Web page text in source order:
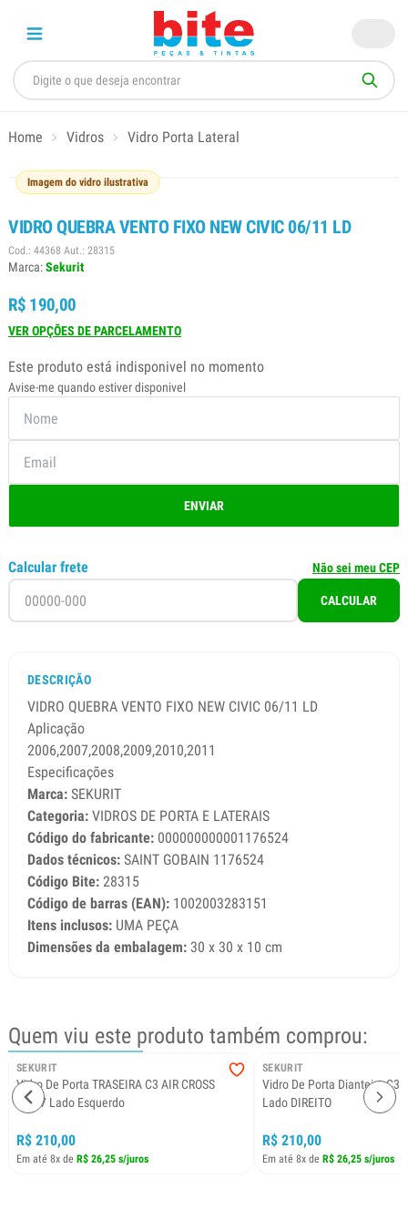
Home Vidros Vidro Porta Lateral
Imagem do vidro ilustrativa
VIDRO QUEBRA VENTO FIXO NEW CIVIC 06/11 LD
Cod.: 44368 Aut.: 28315
Marca:Sekurit
R$ 190,00
VER OPÇÕES DE PARCELAMENTO
Este produto está indisponivel no momento
Avise-me quando estiver disponivel
ENVIAR
Calcular frete Não sei meu CEP
CALCULAR
DESCRIÇÃO
VIDRO QUEBRA VENTO FIXO NEW CIVIC 06/11 LD
Aplicação
2006,2007,2008,2009,2010,2011
Especificações
Marca: SEKURIT
Categoria: VIDROS DE PORTA E LATERAIS
Código do fabricante: 000000000001176524
Dados técnicos: SAINT GOBAIN 1176524
Código Bite: 28315
Código de barras (EAN): 1002003283151
Itens inclusos: UMA PEÇA
Dimensões da embalagem: 30 x 30 x 10 cm
Quem viu este produto também comprou:
SEKURIT
Vidro De Porta TRASEIRA C3 AIR CROSS
09/17 Lado Esquerdo
R$ 210,00
Em até 8x de R$ 26,25 s/juros
SEKURIT
Vidro De Porta Dianteira C3
Lado DIREITO
R$ 210,00
Em até 8x de R$ 26,25 s/juros